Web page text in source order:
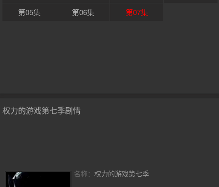
第05集
第06集 第07集
权力的游戏第七季剧情
名称： 权力的游戏第七季